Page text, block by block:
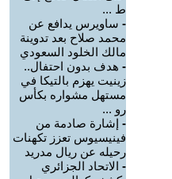
ط ...
- ساويرس يدافع عن
محمد صلاح بعد تدوينة
مالك الخلود السعودي
- هدف بدون احتفال..
زينيت يهزم بالتيكا في
مستهل مشواره بكأس
رو ...
- إشارة صادمة من
فينيسيوس تعزز تكهنات
رحيله عن ريال مدريد
- الاتحاد الجزائري